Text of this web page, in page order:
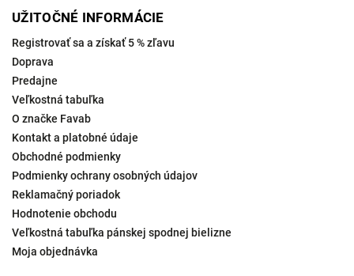
UŽITOČNÉ INFORMÁCIE
Registrovať sa a získať 5 % zľavu
Doprava
Predajne
Veľkostná tabuľka
O značke Favab
Kontakt a platobné údaje
Obchodné podmienky
Podmienky ochrany osobných údajov
Reklamačný poriadok
Hodnotenie obchodu
Veľkostná tabuľka pánskej spodnej bielizne
Moja objednávka